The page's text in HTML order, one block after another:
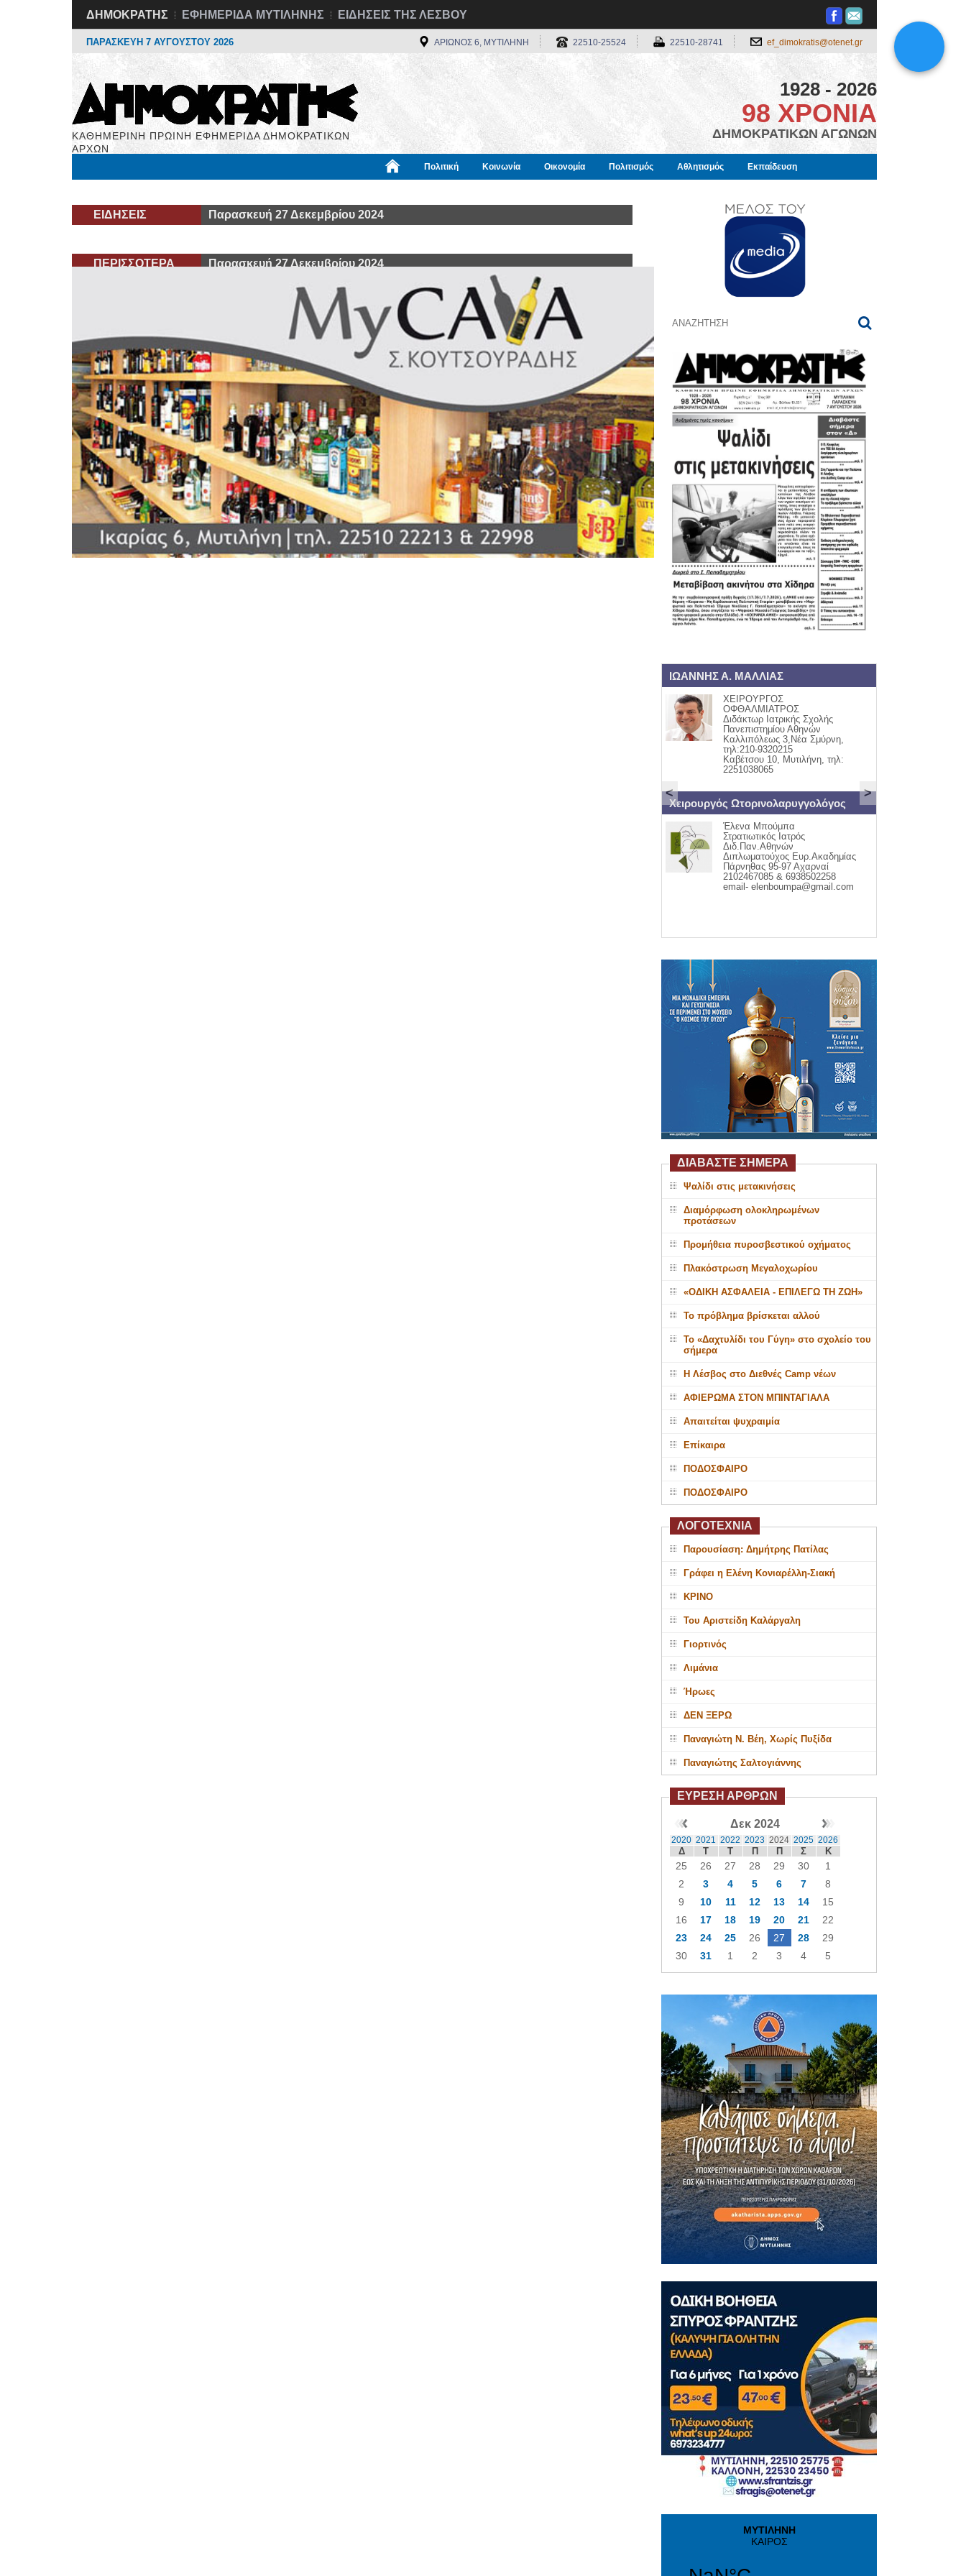
ΔΗΜΟΚΡΑΤΗΣ ΕΦΗΜΕΡΙΔΑ ΜΥΤΙΛΗΝΗΣ ΕΙΔΗΣΕΙΣ ΤΗΣ ΛΕΣΒΟΥ
ΠΑΡΑΣΚΕΥΗ 7 ΑΥΓΟΥΣΤΟΥ 2026 ΑΡΙΩΝΟΣ 6, ΜΥΤΙΛΗΝΗ 22510-25524 22510-28741 ef_dimokratis@otenet.gr
ΚΑΘΗΜΕΡΙΝΗ ΠΡΩΙΝΗ ΕΦΗΜΕΡΙΔΑ ΔΗΜΟΚΡΑΤΙΚΩΝ
ΑΡΧΩΝ
1928 - 2026
98 ΧΡΟΝΙΑ
ΔΗΜΟΚΡΑΤΙΚΩΝ ΑΓΩΝΩΝ
Πολιτική Κοινωνία Οικονομία Πολιτισμός Αθλητισμός Εκπαίδευση
ΕΙΔΗΣΕΙΣ Παρασκευή 27 Δεκεμβρίου 2024
ΠΕΡΙΣΣΟΤΕΡΑ Παρασκευή 27 Δεκεμβρίου 2024
>
<
ΙΩΑΝΝΗΣ Α. ΜΑΛΛΙΑΣ
ΧΕΙΡΟΥΡΓΟΣ
ΟΦΘΑΛΜΙΑΤΡΟΣ
Διδάκτωρ Ιατρικής Σχολής
Πανεπιστημίου Αθηνών
Καλλιπόλεως 3,Νέα Σμύρνη,
τηλ:210-9320215
Καβέτσου 10, Μυτιλήνη, τηλ:
Χειρουργός Ωτορινολαρυγγολόγος
Έλενα Μπούμπα
Στρατιωτικός Ιατρός
Διδ.Παν.Αθηνών
Διπλωματούχος Ευρ.Ακαδημίας
Πάρνηθας 95-97 Αχαρναί
2102467085 & 6938502258
email- elenboumpa@gmail.com
ΕΝΔΟΚΡΙΝΟΛΟΓΟΣ -
ΔΙΑΒΑΣΤΕ ΣΗΜΕΡΑ
Ψαλίδι στις μετακινήσεις
Διαμόρφωση ολοκληρωμένων
προτάσεων
Προμήθεια πυροσβεστικού οχήματος
Πλακόστρωση Μεγαλοχωρίου
«ΟΔΙΚΗ ΑΣΦΑΛΕΙΑ - ΕΠΙΛΕΓΩ ΤΗ ΖΩΗ»
Το πρόβλημα βρίσκεται αλλού
Το «Δαχτυλίδι του Γύγη» στο σχολείο του
σήμερα
Η Λέσβος στο Διεθνές Camp νέων
ΑΦΙΕΡΩΜΑ ΣΤΟΝ ΜΠΙΝΤΑΓΙΑΛΑ
Απαιτείται ψυχραιμία
Επίκαιρα
ΠΟΔΟΣΦΑΙΡΟ
ΠΟΔΟΣΦΑΙΡΟ
ΛΟΓΟΤΕΧΝΙΑ
Παρουσίαση: Δημήτρης Πατίλας
Γράφει η Ελένη Κονιαρέλλη-Σιακή
ΚΡΙΝΟ
Του Αριστείδη Καλάργαλη
Γιορτινός
Λιμάνια
Ήρωες
ΔΕΝ ΞΕΡΩ
Παναγιώτη Ν. Βέη, Χωρίς Πυξίδα
Παναγιώτης Σαλτογιάννης
ΕΥΡΕΣΗ ΑΡΘΡΩΝ
Δεκ 2024
2020 2021 2022 2023 2024 2025 2026
Δ Τ Τ Π Π Σ Κ
25 26 27 28 29 30
1
2
3 4 5 6 7
8
9
10 11 12 13 14
15
16
17 18 19 20 21
22
23
24 25 26 27 28
29
30
31 1 2 3 4 5